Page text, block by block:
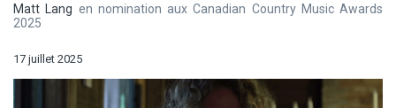
Matt Lang en nomination aux Canadian Country Music Awards
2025
17 juillet 2025